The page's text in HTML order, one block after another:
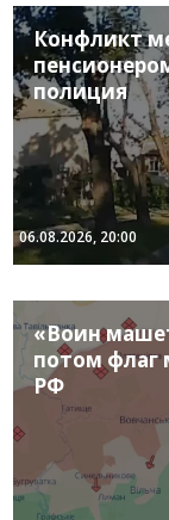
Конфликт
полиция
06.08.2026, 20:00
«Воин
потом
РФ